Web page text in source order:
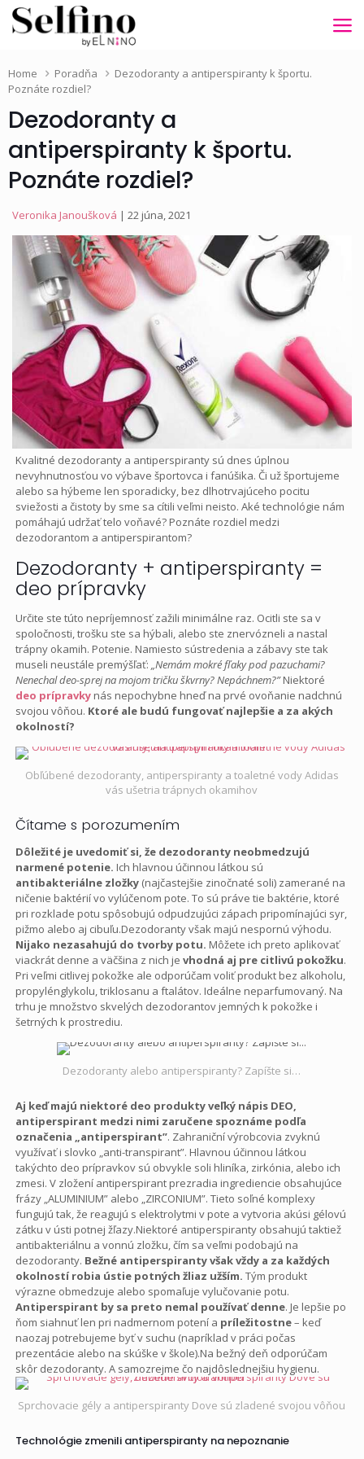
Home Poradňa
Dezodoranty a antiperspiranty k športu.
Poznáte rozdiel?
Dezodoranty a
antiperspiranty k športu.
Poznáte rozdiel?
Veronika Janoušková | 22 júna, 2021
Kvalitné dezodoranty a antiperspiranty sú dnes úplnou
nevyhnutnosťou vo výbave športovca i fanúšika. Či už športujeme
alebo sa hýbeme len sporadicky, bez dlhotrvajúceho pocitu
sviežosti a čistoty by sme sa cítili veľmi neisto. Aké technológie nám
pomáhajú udržať telo voňavé? Poznáte rozdiel medzi
dezodorantom a antiperspirantom?
Dezodoranty + antiperspiranty =
deo prípravky
Určite ste túto nepríjemnosť zažili minimálne raz. Ocitli ste sa v
spoločnosti, trošku ste sa hýbali, alebo ste znervózneli a nastal
trápny okamih. Potenie. Namiesto sústredenia a zábavy ste tak
museli neustále premýšľať: „Nemám mokré fľaky pod pazuchami?
Nenechal deo-sprej na mojom tričku škvrny? Nepáchnem?”Niektoré
deo prípravky nás nepochybne hneď na prvé ovoňanie nadchnú
svojou vôňou. Ktoré ale budú fungovať najlepšie a za akých
okolností?
Obľúbené dezodoranty, antiperspiranty a toaletné vody Adidas
vás ušetria trápnych okamihov
Čítame s porozumením
Dôležité je uvedomiť si, že dezodoranty neobmedzujú
narmené potenie. Ich hlavnou účinnou látkou sú
antibakteriálne zložky (najčastejšie zinočnaté soli) zamerané na
ničenie baktérií vo vylúčenom pote. To sú práve tie baktérie, ktoré
pri rozklade potu spôsobujú odpudzujúci zápach pripomínajúci syr,
pižmo alebo aj cibuľu.Dezodoranty však majú nespornú výhodu.
Nijako nezasahujú do tvorby potu. Môžete ich preto aplikovať
viackrát denne a väčšina z nich jevhodná aj pre citlivú pokožku.
Pri veľmi citlivej pokožke ale odporúčam voliť produkt bez alkoholu,
propylénglykolu, triklosanu a ftalátov. Ideálne neparfumovaný. Na
trhu je množstvo skvelých dezodorantov jemných k pokožke i
šetrných k prostrediu.
Dezodoranty alebo antiperspiranty? Zapíšte si…
Aj keď majú niektoré deo produkty veľký nápis DEO,
antiperspirant medzi nimi zaručene spoznáme podľa
označenia „antiperspirant”. Zahraniční výrobcovia zvyknú
využívať i slovko „anti-transpirant”. Hlavnou účinnou látkou
takýchto deo prípravkov sú obvykle soli hliníka, zirkónia, alebo ich
zmesi. V zložení antiperspirant prezradia ingrediencie obsahujúce
frázy „ALUMINIUM” alebo „ZIRCONIUM”. Tieto soľné komplexy
fungujú tak, že reagujú s elektrolytmi v pote a vytvoria akúsi gélovú
zátku v ústi potnej žľazy.Niektoré antiperspiranty obsahujú taktiež
antibakteriálnu a vonnú zložku, čím sa veľmi podobajú na
dezodoranty. Bežné antiperspiranty však vždy a za každých
okolností robia ústie potných žliaz užším. Tým produkt
výrazne obmedzuje alebo spomaľuje vylučovanie potu.
Antiperspirant by sa preto nemal používať denne. Je lepšie po
ňom siahnuť len pri nadmernom potení a príležitostne– keď
naozaj potrebujeme byť v suchu (napríklad v práci počas
prezentácie alebo na skúške v škole).Na bežný deň odporúčam
skôr dezodoranty. A samozrejme čo najdôslednejšiu hygienu.
Sprchovacie gély a antiperspiranty Dove sú zladené svojou vôňou
Technológie zmenili antiperspiranty na nepoznanie